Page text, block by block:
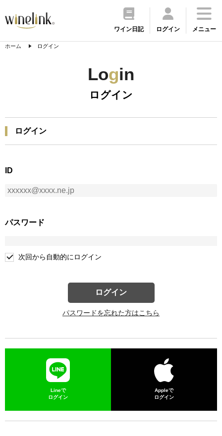
ワイン日記 ログイン メニュー
ホーム ログイン
Login
ログイン
ログイン
ID
パスワード
次回から自動的にログイン
ログイン
パスワードを忘れた方はこちら
Lineで
ログイン
Appleで
ログイン